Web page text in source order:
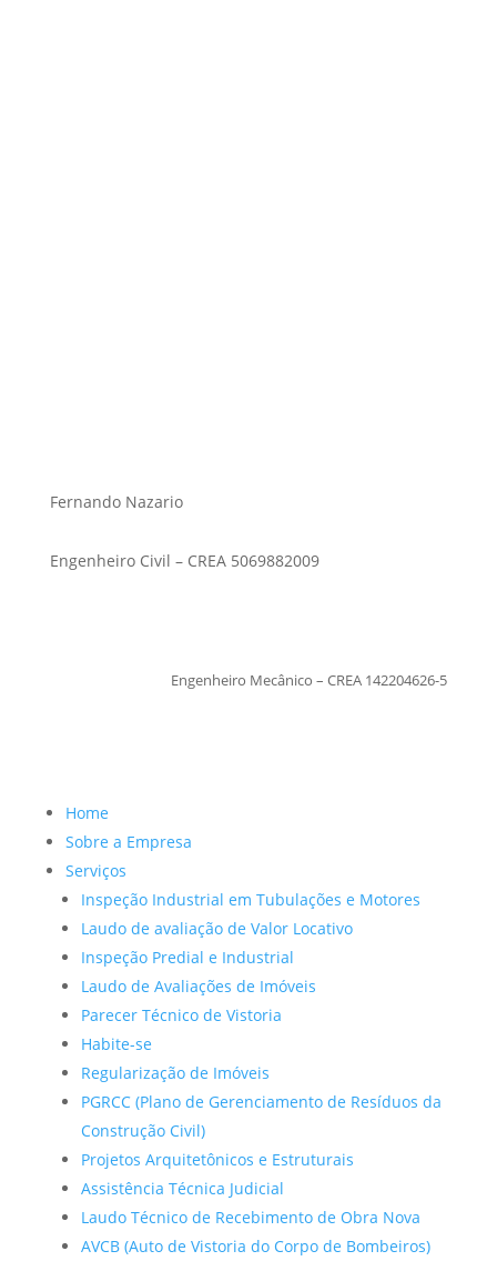
Fernando Nazario
Engenheiro Civil – CREA 5069882009
Engenheiro Mecânico – CREA 142204626-5
Home
Sobre a Empresa
Serviços
Inspeção Industrial em Tubulações e Motores
Laudo de avaliação de Valor Locativo
Inspeção Predial e Industrial
Laudo de Avaliações de Imóveis
Parecer Técnico de Vistoria
Habite-se
Regularização de Imóveis
PGRCC (Plano de Gerenciamento de Resíduos da
Construção Civil)
Projetos Arquitetônicos e Estruturais
Assistência Técnica Judicial
Laudo Técnico de Recebimento de Obra Nova
AVCB (Auto de Vistoria do Corpo de Bombeiros)